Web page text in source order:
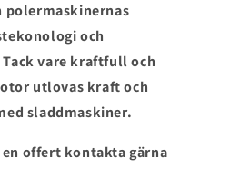
polermaskinernas
och
vare kraftfull och
utlovas kraft och
sladdmaskiner.
offert kontakta gärna